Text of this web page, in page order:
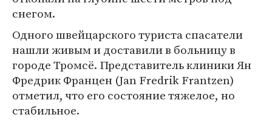
снегом.
Одного швейцарского туриста спасатели
нашли живым и доставили в больницу в
городе Тромсё. Представитель клиники Ян
Фредрик Францен (Jan Fredrik Frantzen)
отметил, что его состояние тяжелое, но
стабильное.